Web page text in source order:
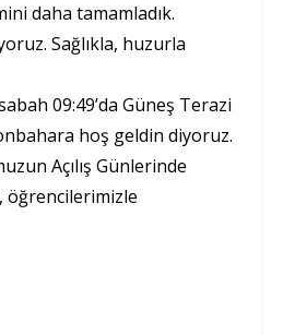
daha tamamladık.
Sağlıkla, huzurla
09:49’da Güneş Terazi
hoş geldin diyoruz.
Açılış Günlerinde
öğrencilerimizle